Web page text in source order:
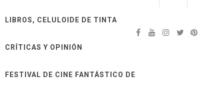
LIBROS, CELULOIDE DE TINTA
CRÍTICAS Y OPINIÓN
FESTIVAL DE CINE FANTÁSTICO DE